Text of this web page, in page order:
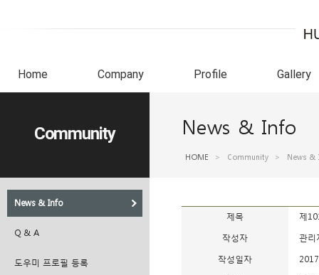
Home Company Profile Gallery
Community
News & Info
Q & A
도우미 프로필 등록
News & Info
HOME > Community > News &
제목 제
작성자 관리
작성일자